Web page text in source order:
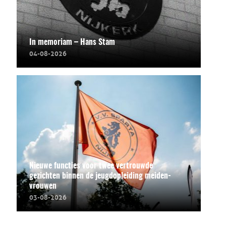
In memoriam – Hans Stam
04-08-2026
Nieuwe functies voor twee vertrouwde
gezichten binnen de jeugdopleiding meiden-
vrouwen
03-08-2026